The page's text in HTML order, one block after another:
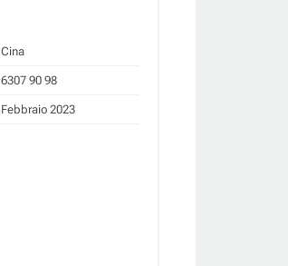
Cina
6307 90 98
Febbraio 2023